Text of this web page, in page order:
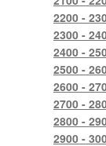
2200 -
2300 -
2400 -
2500 -
2600 -
2700 -
2800 -
2900 -